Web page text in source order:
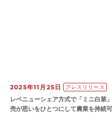
2025年11月25日 プレスリリース
レベニューシェア方式で「ミニ白
売が思いをひとつにして農業を持続